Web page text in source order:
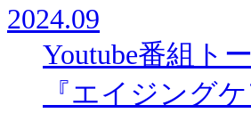
2024.09
Youtube番組ト
『エイジング